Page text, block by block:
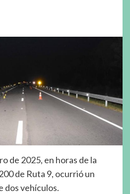
de 2025, en horas de la
de Ruta 9, ocurrió un
dos vehículos.